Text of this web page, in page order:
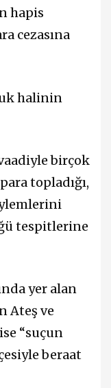
hapis
cezasına
halinin
birçok
topladığı,
tespitlerine
yer alan
Ateş ve
“suçun
beraat